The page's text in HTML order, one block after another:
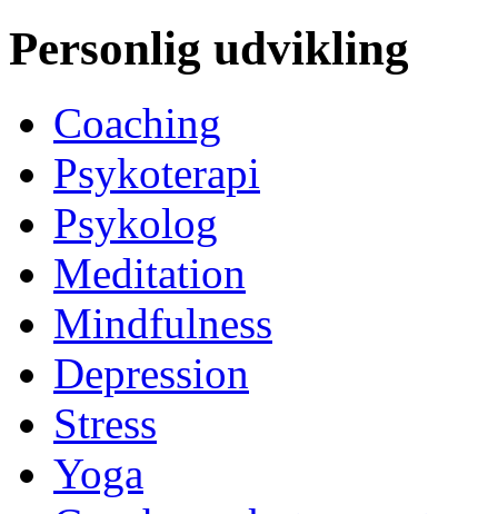
Personlig udvikling
Coaching
Psykoterapi
Psykolog
Meditation
Mindfulness
Depression
Stress
Yoga